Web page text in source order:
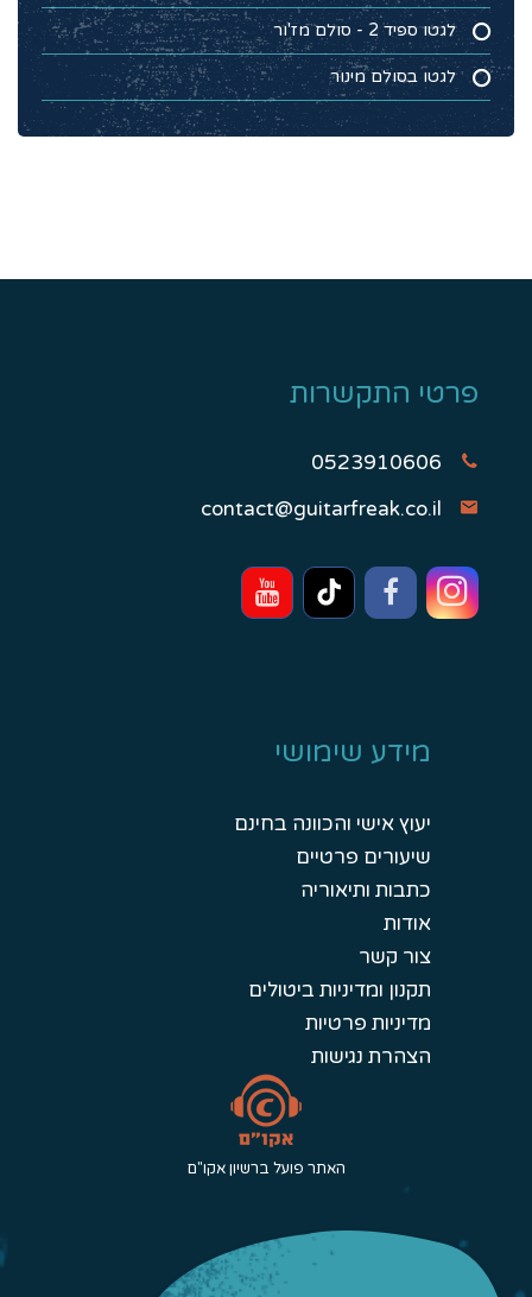
לגטו ספיד 2 - סולם מז'ור
לגטו בסולם מינור
פרטי התקשרות
0523910606
contact@guitarfreak.co.il
מידע שימושי
יעוץ אישי והכוונה בחינם
שיעורים פרטיים
כתבות ותיאוריה
אודות
צור קשר
תקנון ומדיניות ביטולים
מדיניות פרטיות
הצהרת נגישות
האתר פועל ברשיון אקו"ם